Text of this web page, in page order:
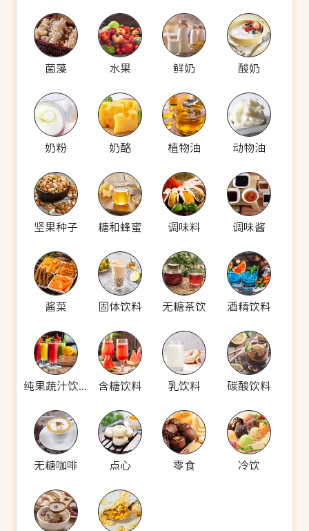
菌藻 水果 鲜奶 酸奶
奶粉 奶酪 植物油 动物油
坚果种子 糖和蜂蜜 调味料 调味酱
酱菜 固体饮料 无糖茶饮 酒精饮料
纯果蔬汁饮料 含糖饮料 乳饮料 碳酸饮料
无糖咖啡 点心 零食 冷饮